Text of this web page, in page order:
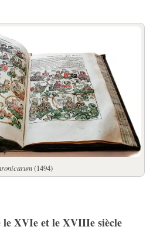
(1494)
XVIe et le XVIIIe siècle